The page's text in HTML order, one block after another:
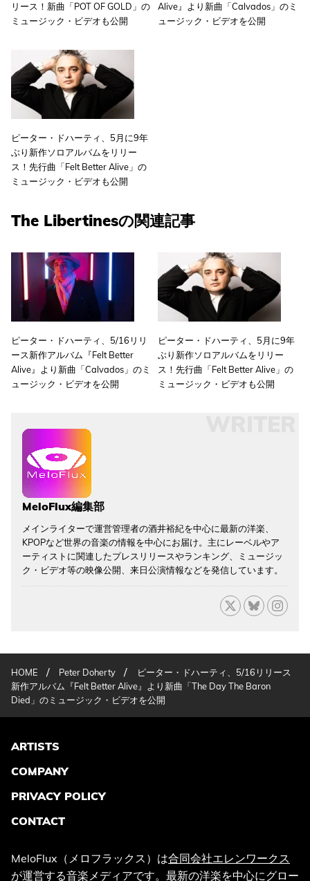
リース！新曲「POT OF GOLD」の
ミュージック・ビデオも公開
Alive』より新曲「Calvados」のミ
ュージック・ビデオを公開
ピーター・ドハーティ、5月に9年
ぶり新作ソロアルバムをリリー
ス！先行曲「Felt Better Alive」の
ミュージック・ビデオも公開
The Libertinesの関連記事
ピーター・ドハーティ、5/16リリ
ース新作アルバム『Felt Better
Alive』より新曲「Calvados」のミ
ュージック・ビデオを公開
ピーター・ドハーティ、5月に9年
ぶり新作ソロアルバムをリリー
ス！先行曲「Felt Better Alive」の
ミュージック・ビデオも公開
MeloFlux編集部
メインライターで運営管理者の酒井裕紀を中心に最新の洋楽、
KPOPなど世界の音楽の情報を中心にお届け。主にレーベルやア
ーティストに関連したプレスリリースやランキング、ミュージッ
ク・ビデオ等の映像公開、来日公演情報などを発信しています。
HOME / Peter Doherty /
ピーター・ドハーティ、5/16リリース
新作アルバム『Felt Better Alive』より新曲「The Day The Baron
Died」のミュージック・ビデオを公開
ARTISTS
COMPANY
PRIVACY POLICY
CONTACT
MeloFlux（メロフラックス）は合同会社エレンワークス
が運営する音楽メディアです。最新の洋楽を中心にグロー